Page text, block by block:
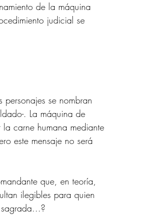
de la máquina
judicial se
se nombran
. La máquina de
carne humana mediante
este mensaje no será
que, en teoría,
ilegibles para quien
sagrada…?